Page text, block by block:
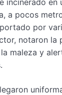
a pocos
por
notaron la
maleza y